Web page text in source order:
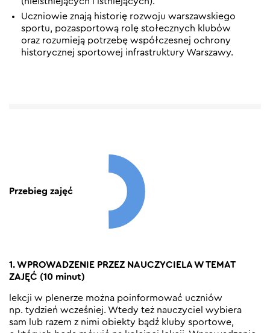
Uczniowie znają historię rozwoju warszawskiego
sportu, pozasportową rolę stołecznych klubów
oraz rozumieją potrzebę współczesnej ochrony
historycznej sportowej infrastruktury Warszawy.
Przebieg zajęć
1. WPROWADZENIE PRZEZ NAUCZYCIELA W TEMAT
ZAJĘĆ (10 minut)
lekcji w plenerze można poinformować uczniów
np. tydzień wcześniej. Wtedy też nauczyciel wybiera
sam lub razem z nimi obiekty bądź kluby sportowe,